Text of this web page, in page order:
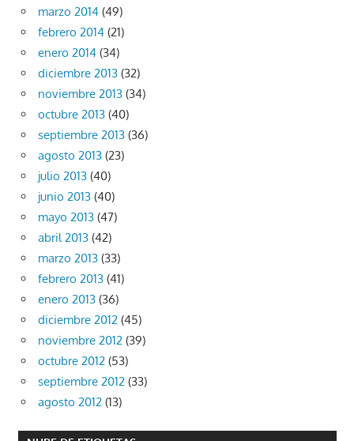
marzo 2014 (49)
febrero 2014 (21)
enero 2014 (34)
diciembre 2013 (32)
noviembre 2013 (34)
octubre 2013 (40)
septiembre 2013 (36)
agosto 2013 (23)
julio 2013 (40)
junio 2013 (40)
mayo 2013 (47)
abril 2013 (42)
marzo 2013 (33)
febrero 2013 (41)
enero 2013 (36)
diciembre 2012 (45)
noviembre 2012 (39)
octubre 2012 (53)
septiembre 2012 (33)
agosto 2012 (13)